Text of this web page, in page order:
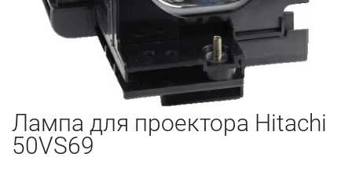
Лампа для проектора Hitachi
50VS69